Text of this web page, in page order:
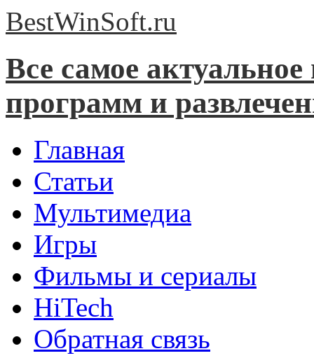
BestWinSoft.ru
Все самое
программ и
Главная
Статьи
Мультимедиа
Игры
Фильмы и сериалы
HiTech
Обратная связь